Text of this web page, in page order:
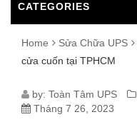
CATEGORIES
Home Sửa Chữa UPS
cửa cuốn tại TPHCM
THAY
by: Toàn Tâm UPS
Tháng 7 26, 2023